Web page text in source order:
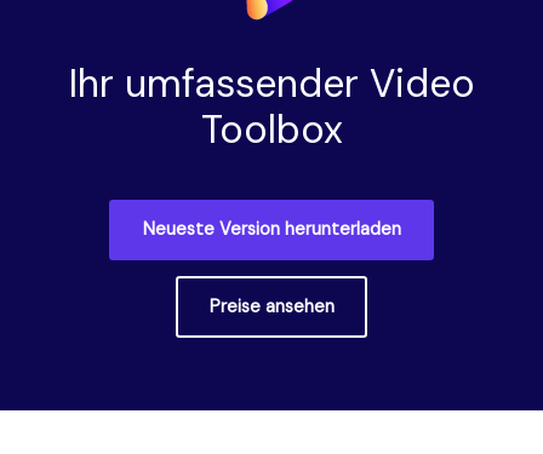
Ihr umfassender Video
Toolbox
Neueste Version herunterladen
Preise ansehen